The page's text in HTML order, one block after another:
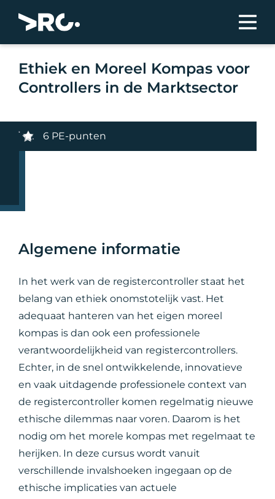
Ethiek en Moreel Kompas voor
Controllers in de Marktsector
6 PE-punten
Algemene informatie
In het werk van de registercontroller staat het
belang van ethiek onomstotelijk vast. Het
adequaat hanteren van het eigen moreel
kompas is dan ook een professionele
verantwoordelijkheid van registercontrollers.
Echter, in de snel ontwikkelende, innovatieve
en vaak uitdagende professionele context van
de registercontroller komen regelmatig nieuwe
ethische dilemmas naar voren. Daarom is het
nodig om het morele kompas met regelmaat te
herijken. In deze cursus wordt vanuit
verschillende invalshoeken ingegaan op de
ethische implicaties van actuele